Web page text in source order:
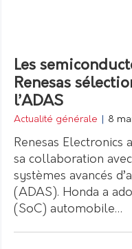
Les
Renesas
l’ADAS
Actualité générale 8
Renesas Electronics
sa collaboration
systèmes avancés
(ADAS). Honda a
(SoC) automobile…